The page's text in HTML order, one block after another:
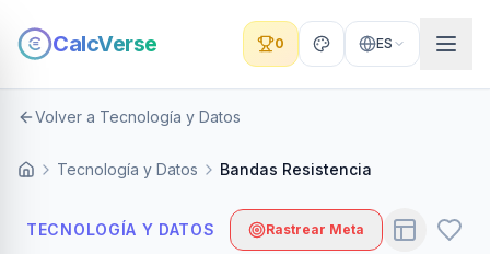
CalcVerse 0 ES
Volver a Tecnología y Datos
Tecnología y Datos Bandas Resistencia
TECNOLOGÍA Y DATOS Rastrear Meta